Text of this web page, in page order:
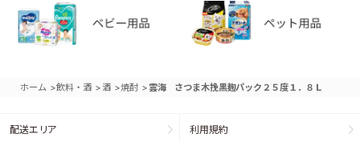
ホーム >飲料・酒 > 酒 >焼酎 >雲海 さつま木挽黒麹パック２５度１．８Ｌ
配送エリア 利用規約